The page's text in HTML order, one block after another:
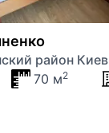
район Киев
70 м2